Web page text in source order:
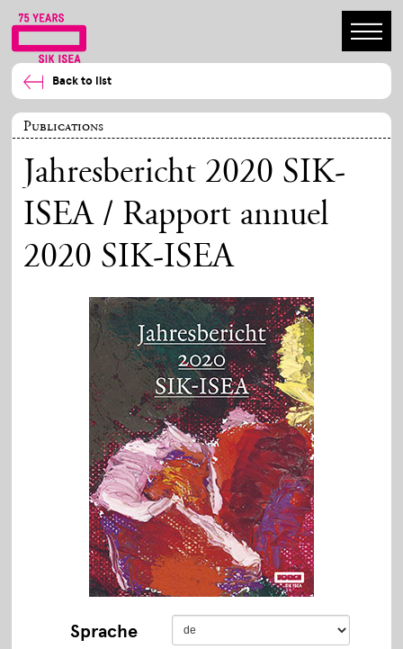
Back to list
Publications
Jahresbericht 2020 SIK-
ISEA / Rapport annuel
2020 SIK-ISEA
Sprache